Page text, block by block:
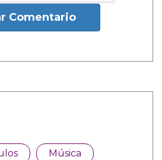
Comentario
Música